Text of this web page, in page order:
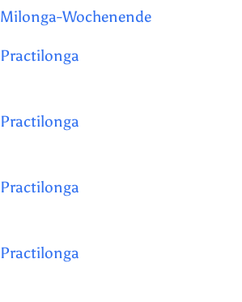
Milonga-Wochenende
Practilonga
Practilonga
Practilonga
Practilonga